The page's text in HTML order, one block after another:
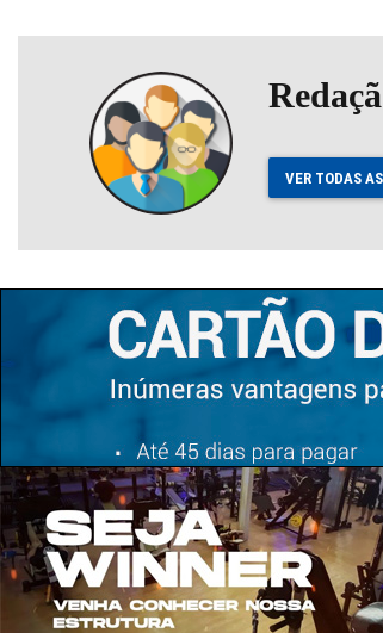
VER TODAS